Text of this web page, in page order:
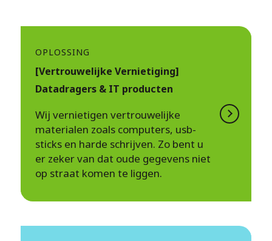
OPLOSSING
[Vertrouwelijke Vernietiging]
Datadragers & IT producten
Wij vernietigen vertrouwelijke
materialen zoals computers, usb-
sticks en harde schrijven. Zo bent u
er zeker van dat oude gegevens niet
op straat komen te liggen.